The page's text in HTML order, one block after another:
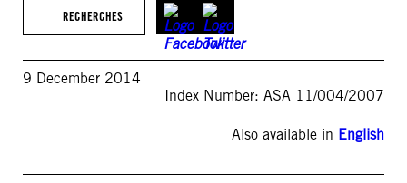
RECHERCHES
9 December 2014
Index Number: ASA 11/004/2007
Also available in English